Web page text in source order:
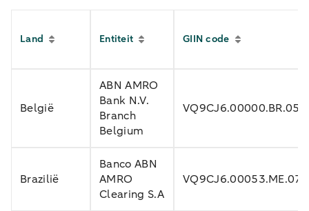
Land Entiteit GIIN code
België
ABN AMRO
Bank N.V.
Branch
Belgium
VQ9CJ6.00000.BR.056
Brazilië
Banco ABN
AMRO
Clearing S.A
VQ9CJ6.00053.ME.076